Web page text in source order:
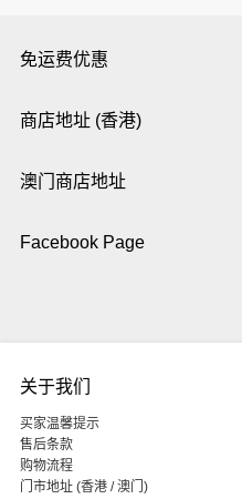
免运费优惠
商店地址 (香港)
澳门商店地址
Facebook Page
关于我们
买家温馨提示
售后条款
购物流程
门市地址 (香港 / 澳门)